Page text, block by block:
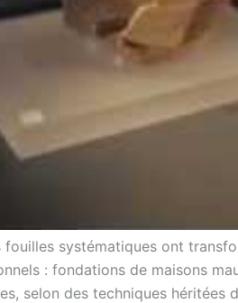
fouilles systématiques ont
: fondations de maisons
selon des techniques héritées